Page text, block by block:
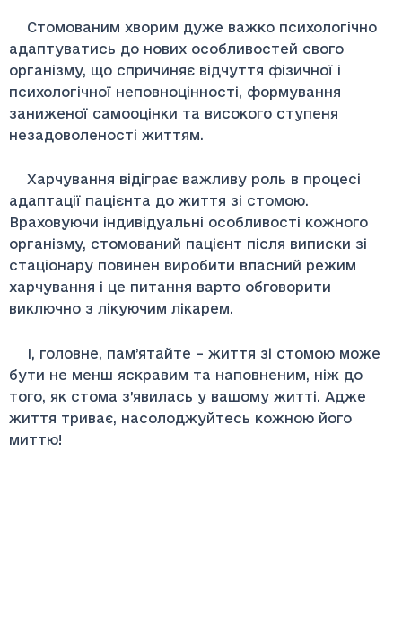
Стомованим хворим дуже важко психологічно
адаптуватись до нових особливостей свого
організму, що спричиняє відчуття фізичної і
психологічної неповноцінності, формування
заниженої самооцінки та високого ступеня
незадоволеності життям.
Харчування відіграє важливу роль в процесі
адаптації пацієнта до життя зі стомою.
Враховуючи індивідуальні особливості кожного
організму, стомований пацієнт після виписки зі
стаціонару повинен виробити власний режим
харчування і це питання варто обговорити
виключно з лікуючим лікарем.
І, головне, пам’ятайте – життя зі стомою може
бути не менш яскравим та наповненим, ніж до
того, як стома з’явилась у вашому житті. Адже
життя триває, насолоджуйтесь кожною його
миттю!